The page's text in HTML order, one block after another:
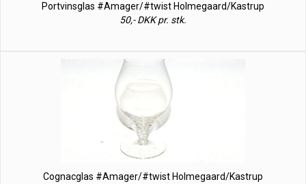
Portvinsglas #Amager/#twist Holmegaard/Kastrup
50,- DKK pr. stk.
Cognacglas #Amager/#twist Holmegaard/Kastrup